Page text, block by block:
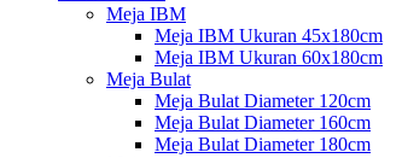
Meja IBM
Meja IBM Ukuran 45x180cm
Meja IBM Ukuran 60x180cm
Meja Bulat
Meja Bulat Diameter 120cm
Meja Bulat Diameter 160cm
Meja Bulat Diameter 180cm